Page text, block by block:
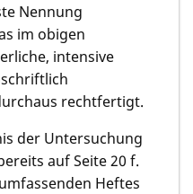
Nennung
im obigen
intensive
rechtfertigt.
der Untersuchung
auf Seite 20 f.
Heftes